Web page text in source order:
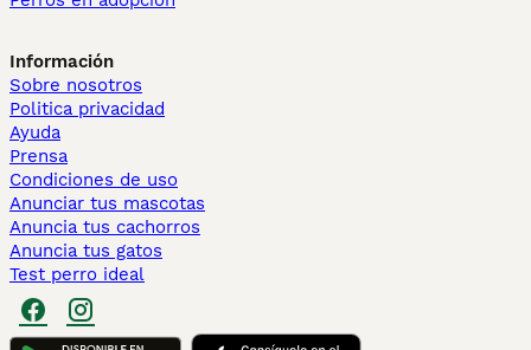
Información
Sobre nosotros
Politica privacidad
Ayuda
Prensa
Condiciones de uso
Anunciar tus mascotas
Anuncia tus cachorros
Anuncia tus gatos
Test perro ideal